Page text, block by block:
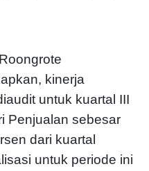
kinerja
untuk kuartal III
Penjualan sebesar
dari kuartal
untuk periode ini